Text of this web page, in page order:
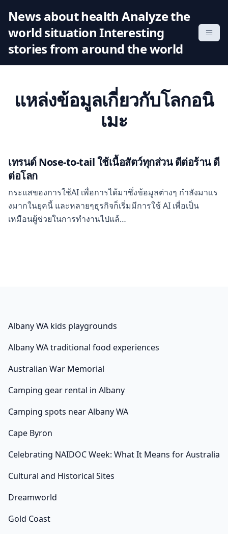
News about health Analyze the
world situation Interesting
stories from around the world
แหล่งข้อมูลเกี่ยวกับโลกอนิ
เมะ
เทรนด์ Nose-to-tail ใช้เนื้อสัตว์ทุกส่วน ดีต่อร้าน ดี
ต่อโลก
กระแสของการใช้AI เพื่อการได้มาซึ่งข้อมูลต่างๆ กำลังมาเเร
งมากในยุคนี้ และหลายๆธุรกิจก็เริ่มมีการใช้ AI เพื่อเป็น
เหมือนผู้ช่วยในการทำงานไปแล้…
Albany WA kids playgrounds
Albany WA traditional food experiences
Australian War Memorial
Camping gear rental in Albany
Camping spots near Albany WA
Cape Byron
Celebrating NAIDOC Week: What It Means for Australia
Cultural and Historical Sites
Dreamworld
Gold Coast